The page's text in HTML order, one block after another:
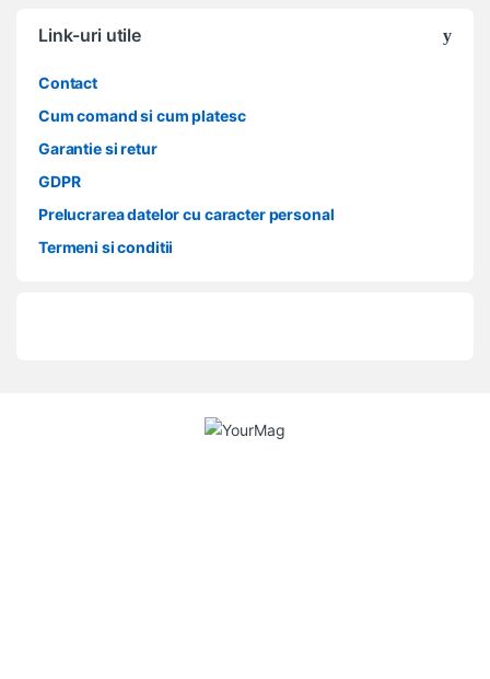
Link-uri utile
Contact
Cum comand si cum platesc
Garantie si retur
GDPR
Prelucrarea datelor cu caracter personal
Termeni si conditii